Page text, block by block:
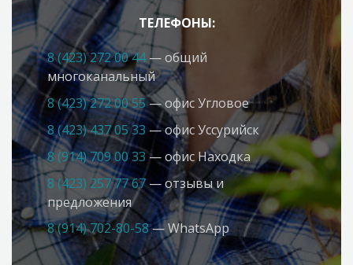
ТЕЛЕФОНЫ:
8 (423) 272 00 44— общий
многоканальный
8 (423) 272 00 55— офис Угловое
8 (423) 437 05 33 — офис Усcурийск
8 (914) 709 00 33— офис Находка
8 (423) 257 77 67— отзывы и
предложения
8 (914) 702-80-58— WhatsApp